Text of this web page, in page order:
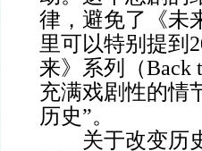
律，避免了《未
里可以特别提到
来》系列（Back
充满戏剧性的情
历史”。
关于改变历史